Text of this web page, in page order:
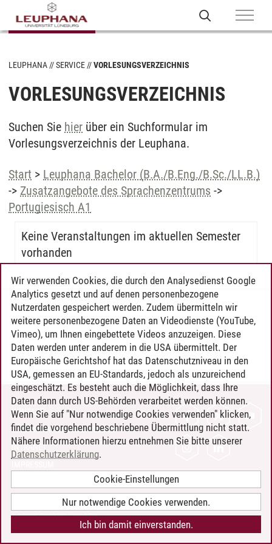
LEUPHANA SERVICE VORLESUNGSVERZEICHNIS
VORLESUNGSVERZEICHNIS
Suchen Sie hier über ein Suchformular im
Vorlesungsverzeichnis der Leuphana.
Start > Leuphana Bachelor (B.A./B.Eng./B.Sc./LL.B.)
-> Zusatzangebote des Sprachenzentrums ->
Portugiesisch A1
Keine Veranstaltungen im aktuellen Semester
vorhanden
Timo Leder/30.06.2024
KONTAKT
LEUPHANA ALS ARBEITGEBER
INTRANET
BARRIEREFREIHEIT
COOKIE-EINSTELLUNGEN
Wir verwenden Cookies, die durch den Analysedienst Google
Analytics gesetzt und auf denen personenbezogene
Nutzerdaten gespeichert werden. Zudem übermitteln wir
weitere personenbezogene Daten an Videodienste (YouTube,
Vimeo), um Ihnen eingebettete Videos anzuzeigen. Diese
Daten werden unter anderem in die USA übermittelt. Der
Europäische Gerichtshof hat das Datenschutzniveau in den
USA, gemessen an EU-Standards, jedoch als unzureichend
eingeschätzt. Es besteht auch die Möglichkeit, dass Ihre
Daten dann durch US-Behörden verarbeitet werden können.
Wenn Sie auf "Nur notwendige Cookies verwenden" klicken,
findet die vorgehend beschriebene Übermittlung nicht statt.
Nähere Informationen hierzu entnehmen Sie bitte unserer
Datenschutzerklärung.
Cookie-Einstellungen
Nur notwendige Cookies verwenden.
Ich bin damit einverstanden.